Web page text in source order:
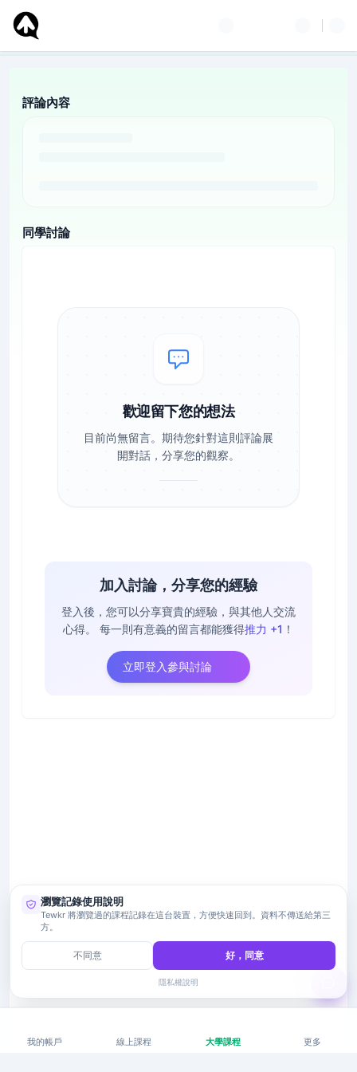
評論內容
同學討論
歡迎留下您的想法
目前尚無留言。期待您針對這則評論展
開對話，分享您的觀察。
加入討論，分享您的經驗
登入後，您可以分享寶貴的經驗，與其他人交流
心得。
每一則有意義的留言都能獲得推力 +1 ！
立即登入參與討論
我的帳戶 線上課程 大學課程 更多
瀏覽記錄使用說明
Tewkr 將瀏覽過的課程記錄在這台裝置，方便快速回到。資料不傳送給第三
方。
不同意 好，同意
隱私權說明